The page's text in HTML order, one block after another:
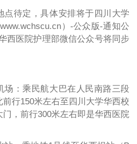
点待定，具体安排将于四川大学
）-公众版-通知公
西医院护理部微信公众号将同步
场：乘民航大巴在人民南路三段
行150米左右至四川大学华西校
门，前行300米左右即是华西医院